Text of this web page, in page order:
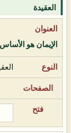
العقيدة
الإيمان هو الأساس